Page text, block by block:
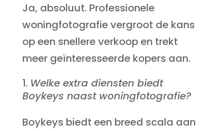
Ja, absoluut. Professionele
woningfotografie vergroot de kans
op een snellere verkoop en trekt
meer geïnteresseerde kopers aan.
Welke extra diensten biedt
Boykeys naast woningfotografie?
Boykeys biedt een breed scala aan